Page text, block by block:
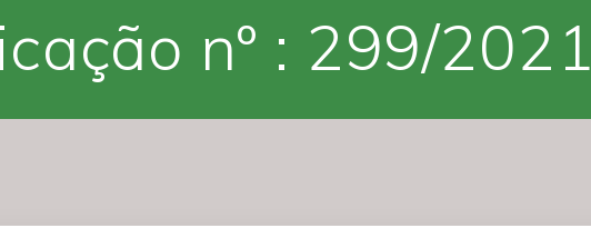
nº : 299/2021